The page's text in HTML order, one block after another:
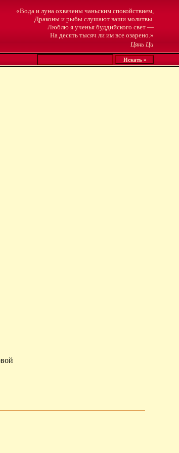
«Вода и луна охвачены чаньским спокойствием,
Драконы и рыбы слушают ваши молитвы.
Люблю я ученья буддийского свет —
На десять тысяч ли им все озарено.»
Цянь Ци